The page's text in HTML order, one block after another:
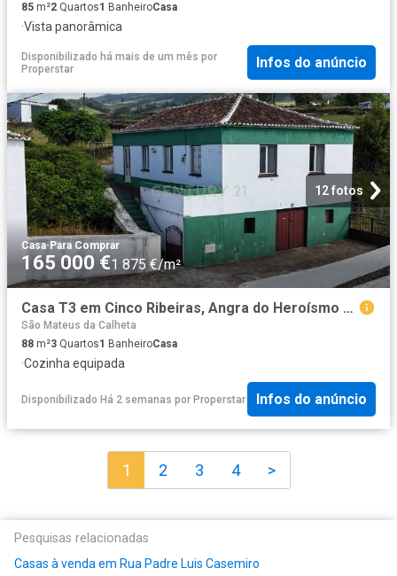
85 m²2 Quartos1 BanheiroCasa
·Vista panorâmica
Disponibilizado há mais de um mês por
Properstar
Infos do anúncio
12 fotos
Casa·Para Comprar
165 000 €1 875 €/m²
Casa T3 em Cinco Ribeiras, Angra do Heroísmo 165.000€
São Mateus da Calheta
88 m²3 Quartos1 BanheiroCasa
·Cozinha equipada
Disponibilizado Há 2 semanas por Properstar Infos do anúncio
1 2 3 4 >
Pesquisas relacionadas
Casas à venda em Rua Padre Luis Casemiro